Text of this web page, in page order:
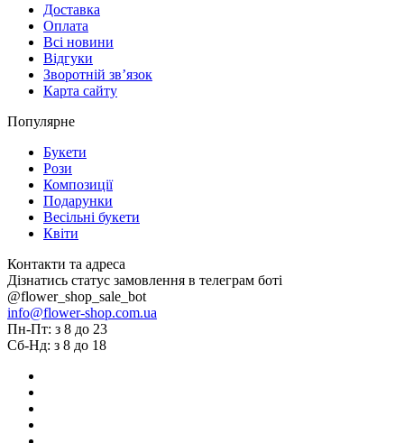
Доставка
Оплата
Всі новини
Відгуки
Зворотній зв’язок
Карта сайту
Популярне
Букети
Рози
Композиції
Подарунки
Весільні букети
Квіти
Контакти та адреса
Дізнатись статус замовлення в телеграм боті
@flower_shop_sale_bot
info@flower-shop.com.ua
Пн-Пт: з 8 до 23
Сб-Нд: з 8 до 18